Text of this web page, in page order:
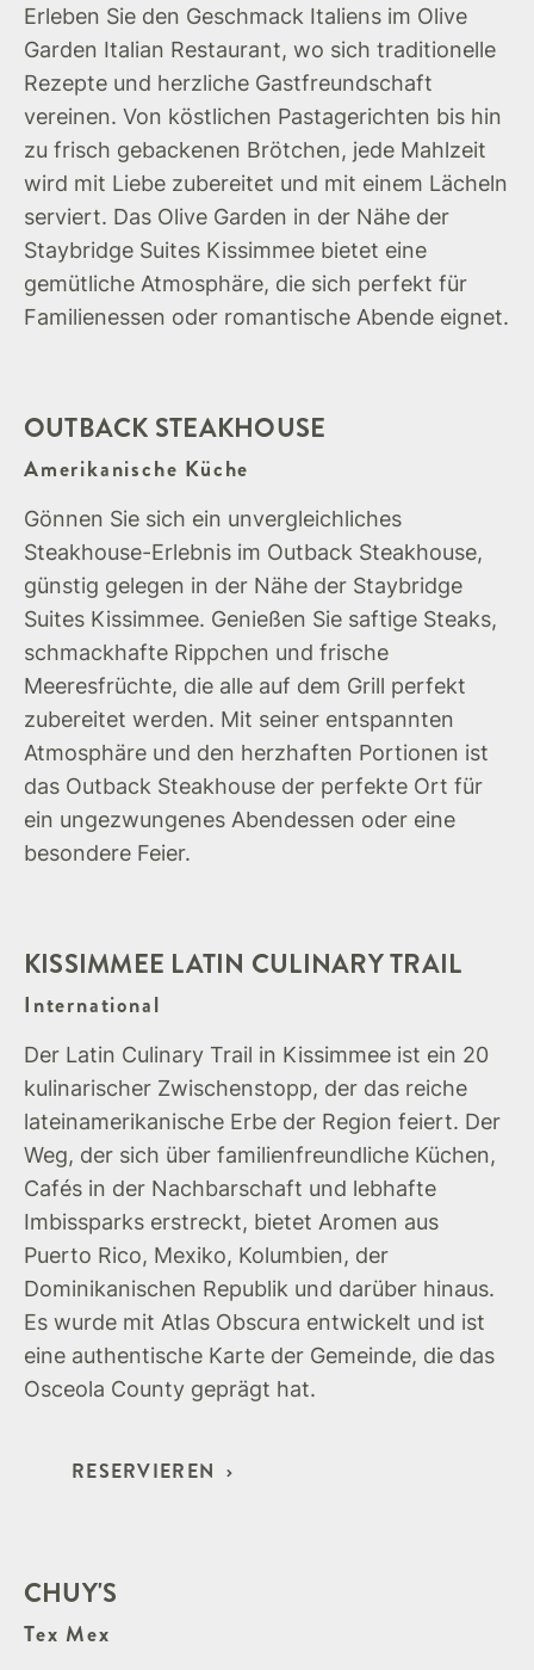
Erleben Sie den Geschmack Italiens im Olive
Garden Italian Restaurant, wo sich traditionelle
Rezepte und herzliche Gastfreundschaft
vereinen. Von köstlichen Pastagerichten bis hin
zu frisch gebackenen Brötchen, jede Mahlzeit
wird mit Liebe zubereitet und mit einem Lächeln
serviert. Das Olive Garden in der Nähe der
Staybridge Suites Kissimmee bietet eine
gemütliche Atmosphäre, die sich perfekt für
Familienessen oder romantische Abende eignet.
OUTBACK STEAKHOUSE
Amerikanische Küche
Gönnen Sie sich ein unvergleichliches
Steakhouse-Erlebnis im Outback Steakhouse,
günstig gelegen in der Nähe der Staybridge
Suites Kissimmee. Genießen Sie saftige Steaks,
schmackhafte Rippchen und frische
Meeresfrüchte, die alle auf dem Grill perfekt
zubereitet werden. Mit seiner entspannten
Atmosphäre und den herzhaften Portionen ist
das Outback Steakhouse der perfekte Ort für
ein ungezwungenes Abendessen oder eine
besondere Feier.
KISSIMMEE LATIN CULINARY TRAIL
International
Der Latin Culinary Trail in Kissimmee ist ein 20
kulinarischer Zwischenstopp, der das reiche
lateinamerikanische Erbe der Region feiert. Der
Weg, der sich über familienfreundliche Küchen,
Cafés in der Nachbarschaft und lebhafte
Imbissparks erstreckt, bietet Aromen aus
Puerto Rico, Mexiko, Kolumbien, der
Dominikanischen Republik und darüber hinaus.
Es wurde mit Atlas Obscura entwickelt und ist
eine authentische Karte der Gemeinde, die das
Osceola County geprägt hat.
RESERVIEREN
CHUY'S
Tex Mex